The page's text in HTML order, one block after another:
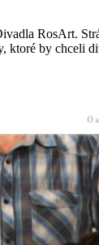
RosArt.
ktoré by chceli